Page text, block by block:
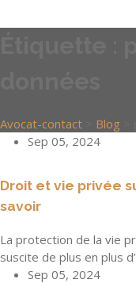
Avocat-contact Blog
Sep 05, 2024
Droit et vie privée
savoir
La protection de la vie
suscite de plus en plus
Sep 05, 2024